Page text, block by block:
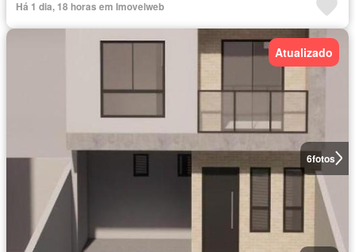
Há 1 dia, 18 horas em Imovelweb
6fotos
Atualizado